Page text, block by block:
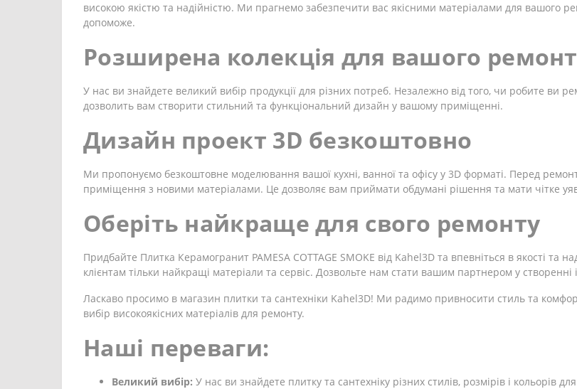
високою якістю та надійністю. Ми прагнемо забезпечити вас якісними матеріалами для вашого
допоможе.
Розширена колекція для вашого
У нас ви знайдете великий вибір продукції для різних потреб. Незалежно від того, чи робите ви
дозволить вам створити стильний та функціональний дизайн у вашому приміщенні.
Дизайн проект 3D безкоштовно
Ми пропонуємо безкоштовне моделювання вашої кухні, ванної та офісу у 3D форматі. Перед
приміщення з новими матеріалами. Це дозволяє вам приймати обдумані рішення та мати чітке
Оберіть найкраще для свого ремонту
Придбайте Плитка Керамогранит PAMESA COTTAGE SMOKE від Kahel3D та впевніться в якості та
клієнтам тільки найкращі матеріали та сервіс. Дозвольте нам стати вашим партнером у
Ласкаво просимо в магазин плитки та сантехніки Kahel3D! Ми радимо привносити стиль та
вибір високоякісних матеріалів для ремонту.
Наші переваги:
Великий вибір: У нас ви знайдете плитку та сантехніку різних стилів, розмірів і кольорів